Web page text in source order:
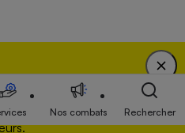
tout en soutenant
de l'Etat, des
syndicats, des producteurs et des
Nos combats Rechercher